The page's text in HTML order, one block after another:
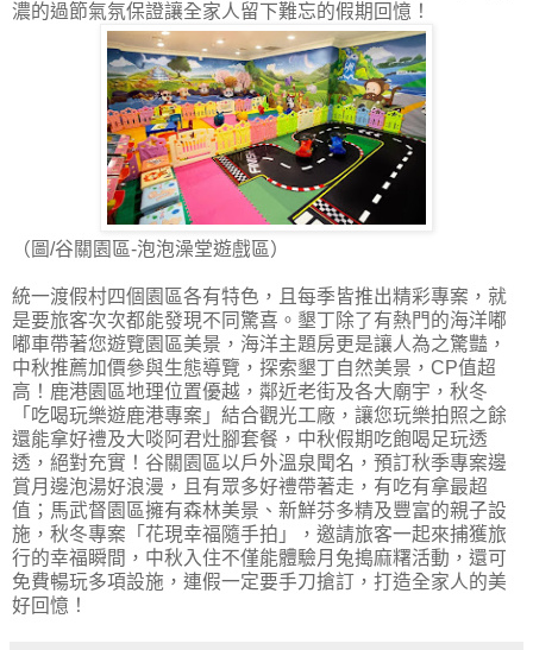
濃的過節氣氛保證讓全家人留下難忘的假期回憶！
（圖/谷關園區-泡泡澡堂遊戲區）
統一渡假村四個園區各有特色，且每季皆推出精彩專案，就
是要旅客次次都能發現不同驚喜。墾丁除了有熱門的海洋嘟
嘟車帶著您遊覽園區美景，海洋主題房更是讓人為之驚豔，
中秋推薦加價參與生態導覽，探索墾丁自然美景，CP值超
高！鹿港園區地理位置優越，鄰近老街及各大廟宇，秋冬
「吃喝玩樂遊鹿港專案」結合觀光工廠，讓您玩樂拍照之餘
還能拿好禮及大啖阿君灶腳套餐，中秋假期吃飽喝足玩透
透，絕對充實！谷關園區以戶外溫泉聞名，預訂秋季專案邊
賞月邊泡湯好浪漫，且有眾多好禮帶著走，有吃有拿最超
值；馬武督園區擁有森林美景、新鮮芬多精及豐富的親子設
施，秋冬專案「花現幸福隨手拍」，邀請旅客一起來捕獲旅
行的幸福瞬間，中秋入住不僅能體驗月兔搗麻糬活動，還可
免費暢玩多項設施，連假一定要手刀搶訂，打造全家人的美
好回憶！